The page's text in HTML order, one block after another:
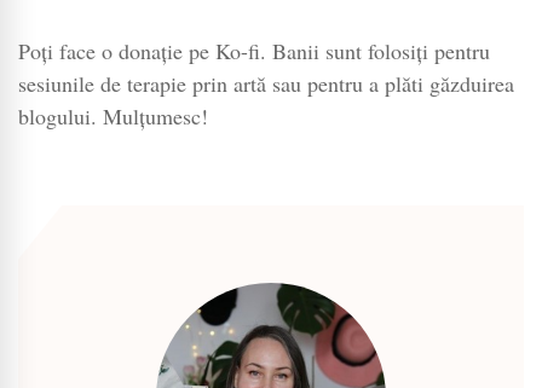
Poți face o donație pe Ko-fi. Banii sunt folosiți pentru
sesiunile de terapie prin artă sau pentru a plăti găzduirea
blogului. Mulțumesc!